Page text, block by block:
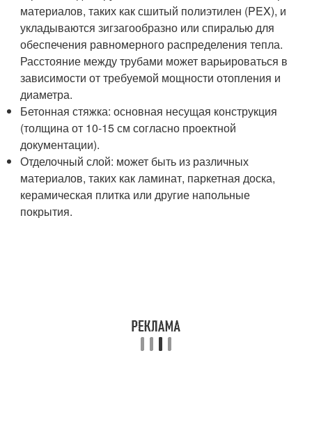
материалов, таких как сшитый полиэтилен (PEX), и
укладываются зигзагообразно или спиралью для
обеспечения равномерного распределения тепла.
Расстояние между трубами может варьироваться в
зависимости от требуемой мощности отопления и
диаметра.
Бетонная стяжка: основная несущая конструкция
(толщина от 10-15 см согласно проектной
документации).
Отделочный слой: может быть из различных
материалов, таких как ламинат, паркетная доска,
керамическая плитка или другие напольные
покрытия.